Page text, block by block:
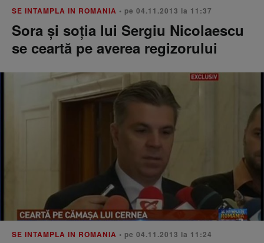
SE INTAMPLA IN ROMANIA • pe 04.11.2013 la 11:37
Sora şi soţia lui Sergiu Nicolaescu
se ceartă pe averea regizorului
SE INTAMPLA IN ROMANIA • pe 04.11.2013 la 11:24